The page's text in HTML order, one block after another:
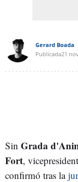
Gerard Boada
Publicada21
Sin Grada
Fort,
confirmó tras la